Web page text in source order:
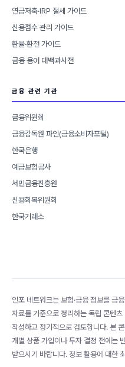
연금저축·IRP 절세 가이드
신용점수 관리 가이드
환율·환전 가이드
금융 용어 대백과사전
금융 관련 기관
금융위원회
금융감독원 파인(금융소비자포털)
한국은행
예금보험공사
서민금융진흥원
신용회복위원회
한국거래소
인포 네트워크는 보험·금융 정보를 금
자료를 기준으로 정리하는 독립 콘텐
작성하고 정기적으로 검토합니다. 본
개별 상품 가입이나 투자 결정 전에는
받으시기 바랍니다. 정보 활용에 대한